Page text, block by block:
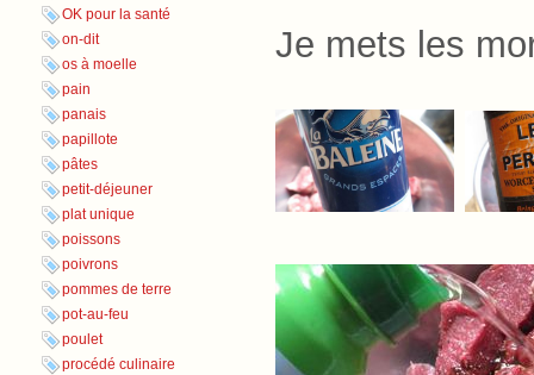
OK pour la santé
on-dit
os à moelle
pain
panais
papillote
pâtes
petit-déjeuner
plat unique
poissons
poivrons
pommes de terre
pot-au-feu
poulet
procédé culinaire
Je mets les